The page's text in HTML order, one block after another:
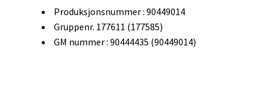
Produksjonsnummer : 90449014
Gruppenr. 177611 (177585)
GM nummer : 90444435 (90449014)